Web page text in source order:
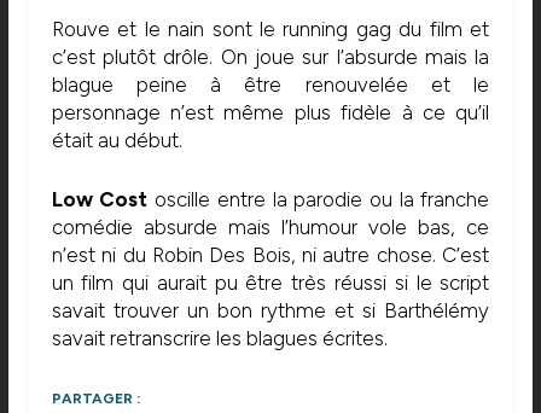
Rouve et le nain sont le running gag du film et
c’est plutôt drôle. On joue sur l’absurde mais la
blague peine à être renouvelée et le
personnage n’est même plus fidèle à ce qu’il
était au début.
Low Cost oscille entre la parodie ou la franche
comédie absurde mais l’humour vole bas, ce
n’est ni du Robin Des Bois, ni autre chose. C’est
un film qui aurait pu être très réussi si le script
savait trouver un bon rythme et si Barthélémy
savait retranscrire les blagues écrites.
PARTAGER :